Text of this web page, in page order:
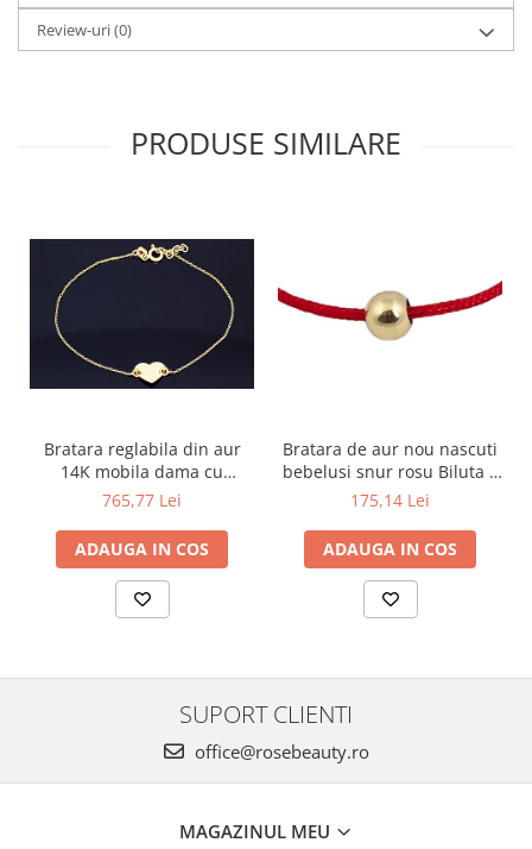
Review-uri(0)
PRODUSE SIMILARE
Bratara reglabila din aur
14K mobila dama cu
Inimioara gravabila
765,77 Lei
ADAUGA IN COS
Bratara de aur nou nascuti
bebelusi snur rosu Biluta 4
mm
175,14 Lei
ADAUGA IN COS
SUPORT CLIENTI
office@rosebeauty.ro
MAGAZINUL MEU